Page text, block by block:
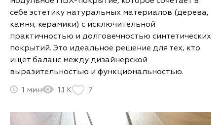
себе эстетику натуральных материалов (дерева,
камня, керамики) с исключительной
практичностью и долговечностью синтетических
покрытий. Это идеальное решение для тех, кто
ищет баланс между дизайнерской
выразительностью и функциональностью.
1 1.1 К 7